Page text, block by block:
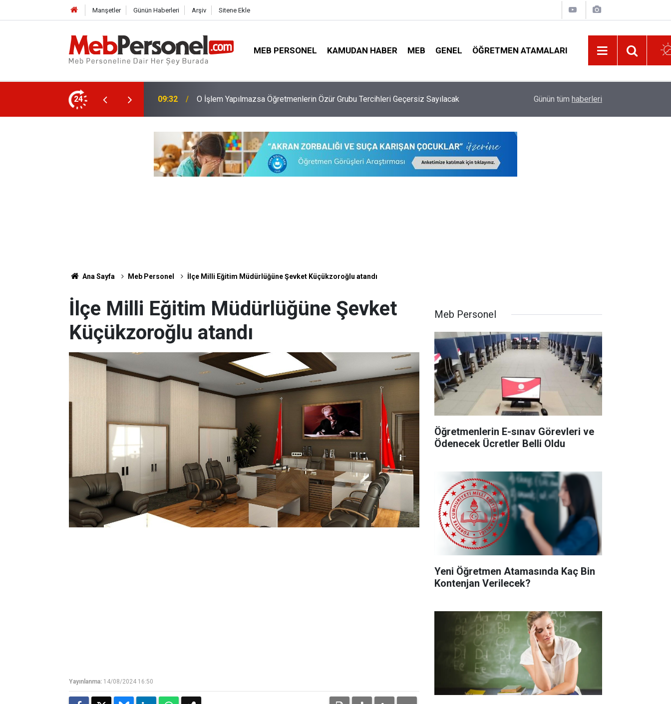
Manşetler Günün Haberleri Arşiv Sitene Ekle
MEB PERSONEL KAMUDAN HABER MEB GENEL ÖĞRETMEN ATAMALARI
24
Özür Grubu Tercihleri Geçersiz Sayılacak 09:01 Zincirleme Kazada 6 Öğretmen Yaralandı Lise Mezunu 3.250 Kişilik Polis Alımı İçin
Günün tüm haberleri
Ana Sayfa Meb Personel İlçe Milli Eğitim Müdürlüğüne Şevket Küçükzoroğlu atandı
İlçe Milli Eğitim Müdürlüğüne Şevket
Küçükzoroğlu atandı
Yayınlanma: 14/08/2024 16:50
Meb Personel
Öğretmenlerin E-sınav Görevleri ve
Ödenecek Ücretler Belli Oldu
Yeni Öğretmen Atamasında Kaç Bin
Kontenjan Verilecek?